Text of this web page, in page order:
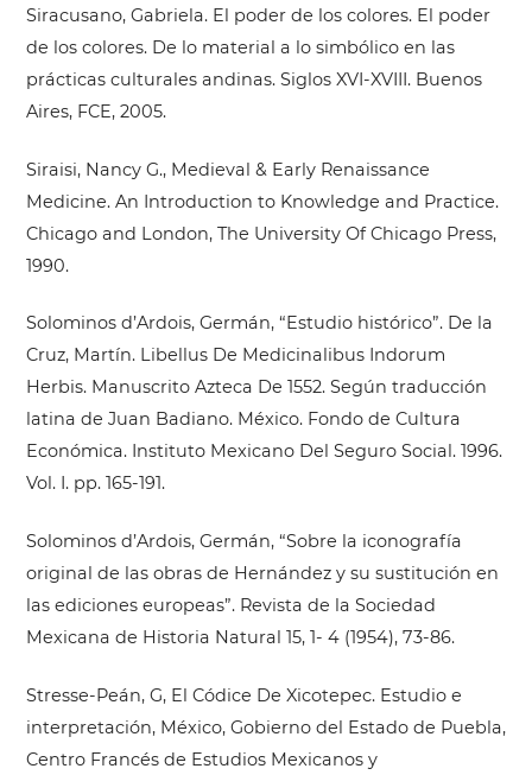
Siracusano, Gabriela. El poder de los colores. El poder
de los colores. De lo material a lo simbólico en las
prácticas culturales andinas. Siglos XVI-XVIII. Buenos
Aires, FCE, 2005.
Siraisi, Nancy G., Medieval & Early Renaissance
Medicine. An Introduction to Knowledge and Practice.
Chicago and London, The University Of Chicago Press,
1990.
Solominos d’Ardois, Germán, “Estudio histórico”. De la
Cruz, Martín. Libellus De Medicinalibus Indorum
Herbis. Manuscrito Azteca De 1552. Según traducción
latina de Juan Badiano. México. Fondo de Cultura
Económica. Instituto Mexicano Del Seguro Social. 1996.
Vol. I. pp. 165-191.
Solominos d’Ardois, Germán, “Sobre la iconografía
original de las obras de Hernández y su sustitución en
las ediciones europeas”. Revista de la Sociedad
Mexicana de Historia Natural 15, 1- 4 (1954), 73-86.
Stresse-Peán, G, El Códice De Xicotepec. Estudio e
interpretación, México, Gobierno del Estado de Puebla,
Centro Francés de Estudios Mexicanos y